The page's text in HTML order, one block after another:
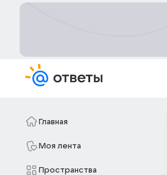
Главная
Моя лента
Пространства